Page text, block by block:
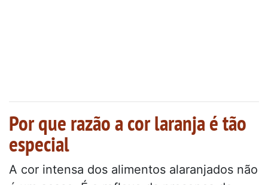
Por que razão a cor laranja é tão
especial
A cor intensa dos alimentos alaranjados não